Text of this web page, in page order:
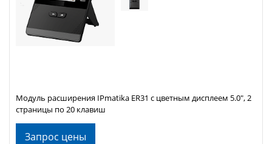
Запрос цены
Модуль расширения IPmatika ER31 с цветным дисплеем 5.0", 2
страницы по 20 клавиш